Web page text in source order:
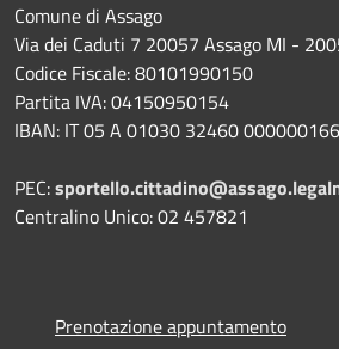
Comune di Assago
Via dei Caduti 7 20057 Assago MI -
Codice Fiscale: 80101990150
Partita IVA: 04150950154
IBAN: IT 05 A 01030 32460
PEC:
Centralino Unico: 02 457821
Prenotazione appuntamento